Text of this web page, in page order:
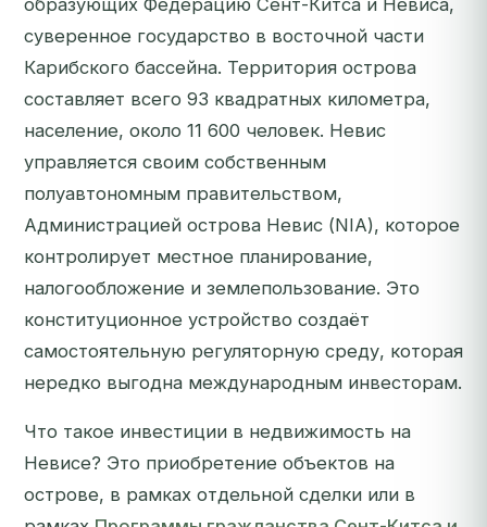
образующих Федерацию Сент-Китса и Невиса,
суверенное государство в восточной части
Карибского бассейна. Территория острова
составляет всего 93 квадратных километра,
население, около 11 600 человек. Невис
управляется своим собственным
полуавтономным правительством,
Администрацией острова Невис (NIA), которое
контролирует местное планирование,
налогообложение и землепользование. Это
конституционное устройство создаёт
самостоятельную регуляторную среду, которая
нередко выгодна международным инвесторам.
Что такое инвестиции в недвижимость на
Невисе? Это приобретение объектов на
острове, в рамках отдельной сделки или в